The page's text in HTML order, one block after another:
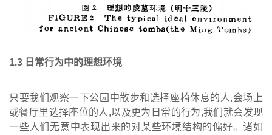
1.3 日常行为中的理想环境
只要我们观察一下公园中散步和选择座椅休息的人,会场上
或餐厅里选择座位的人,以及更为日常的行为,我们就会发现
一些人们无意中表现出来的对某些环境结构的偏好。诸如